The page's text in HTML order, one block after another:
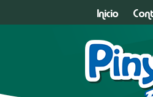
Inicio